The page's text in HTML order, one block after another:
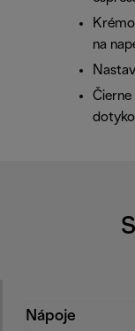
na
Čierne
Nápoje